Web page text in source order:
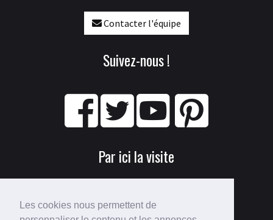
Les cookies nous permettent de
Contacter l'équipe
Suivez-nous !
Par ici la visite